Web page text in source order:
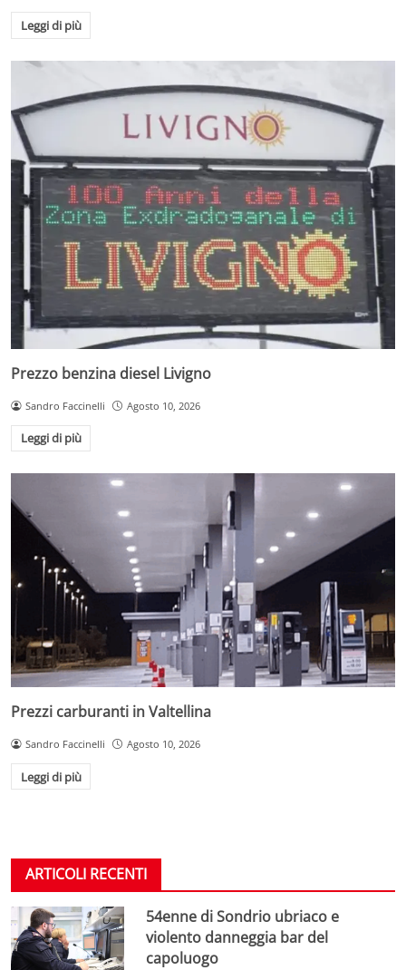
Leggi di più
Prezzo benzina diesel Livigno
Sandro Faccinelli Agosto 10, 2026
Leggi di più
Prezzi carburanti in Valtellina
Sandro Faccinelli Agosto 10, 2026
Leggi di più
ARTICOLI RECENTI
54enne di Sondrio ubriaco e
violento danneggia bar del
capoluogo